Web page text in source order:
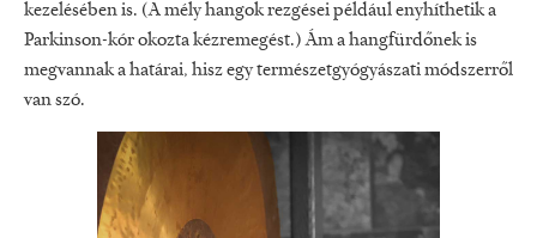
kezelésében is. (A mély hangok rezgései például enyhíthetik a
Parkinson-kór okozta kézremegést.) Ám a hangfürdőnek is
megvannak a határai, hisz egy természetgyógyászati módszerről
van szó.